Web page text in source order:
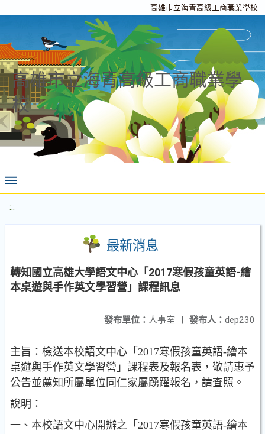
高雄市立海青高級工商職業學校
高雄市立海青高級工商職業學
校
:::
最新消息
轉知國立高雄大學語文中心「2017寒假孩童英語-繪
本桌遊與手作英文學習營」課程訊息
發布人： dep230
發布單位： 人事室 |
主旨：檢送本校語文中心「2017寒假孩童英語-繪本
桌遊與手作英文學習營」課程表及報名表，敬請惠予
公告並薦知所屬單位同仁家屬踴躍報名，請查照。
說明：
一、本校語文中心開辦之「2017寒假孩童英語-繪本